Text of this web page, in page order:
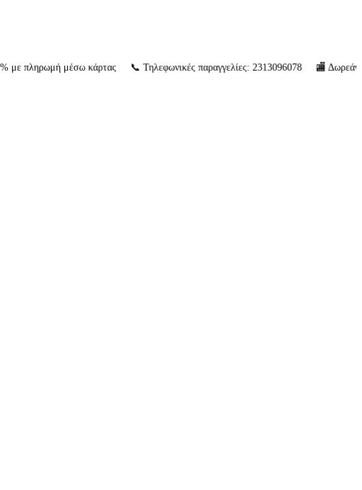
μέσω κάρτας 📞 Τηλεφωνικές παραγγελίες: 2313096078 🏬 Δωρεάν